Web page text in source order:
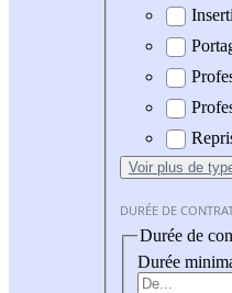
Voir plus de
DURÉE DE
Durée de
Durée